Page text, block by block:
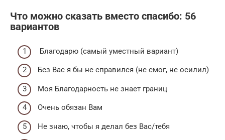
Что можно сказать вместо спасибо: 56
вариантов
Благодарю (самый уместный вариант)
Без Вас я бы не справился (не смог, не осилил)
Моя Благодарность не знает границ
Очень обязан Вам
Не знаю, чтобы я делал без Вас/тебя